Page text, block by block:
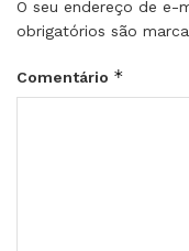
O seu endereço de e-
obrigatórios são
Comentário *